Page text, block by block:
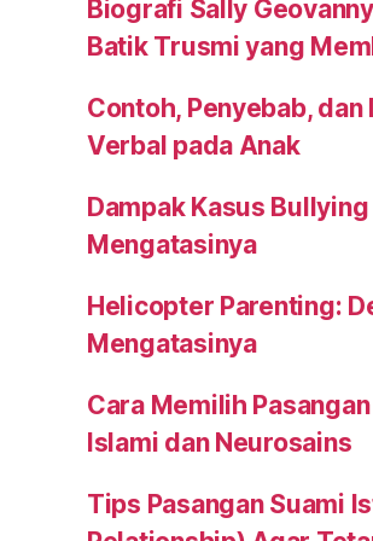
Biografi Sally
Batik Trusmi yang
Contoh, Penyebab,
Verbal pada Anak
Dampak Kasus
Mengatasinya
Helicopter Parenting:
Mengatasinya
Cara Memilih
Islami dan Neurosains
Tips Pasangan Suami